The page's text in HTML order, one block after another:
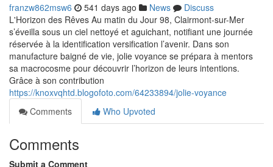
franzw862msw6 541 days ago News
Discuss
L'Horizon des Rêves Au matin du Jour 98, Clairmont-sur-Mer
s’éveilla sous un ciel nettoyé et aguichant, notifiant une journée
réservée à la identification versification l’avenir. Dans son
manufacture baigné de vie, jolie voyance se prépara à mentors
sa macrocosme pour découvrir l’horizon de leurs intentions.
Grâce à son contribution
https://knoxvqhtd.blogofoto.com/64233894/jolie-voyance
Comments
Who Upvoted
Comments
Submit a Comment